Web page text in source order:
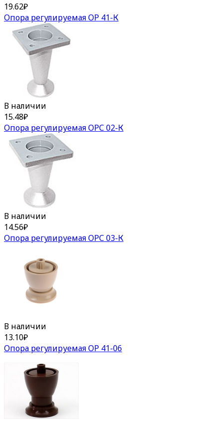
19.62₽
Опора регулируемая ОР 41-К
В наличии
15.48₽
Опора регулируемая ОРС 02-К
В наличии
14.56₽
Опора регулируемая ОРС 03-К
В наличии
13.10₽
Опора регулируемая ОР 41-06